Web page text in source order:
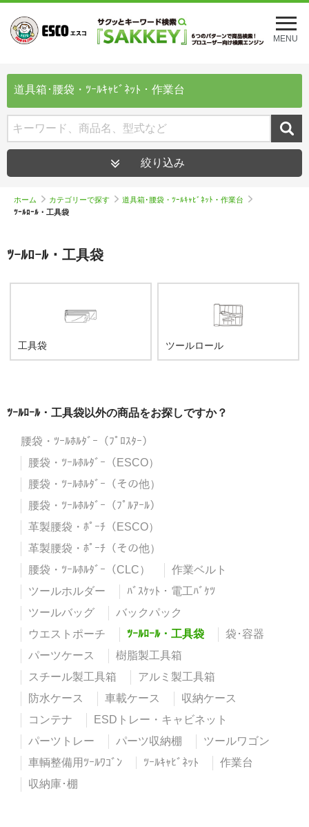
メ
ニ
ュ
を
MENU
道具箱･腰袋・ﾂｰﾙｷｬﾋﾞﾈｯﾄ・作業台
絞り込み
ホーム カテゴリーで探す
道具箱･腰袋・ﾂｰﾙｷｬﾋﾞﾈｯﾄ・作業台
ﾂｰﾙﾛｰﾙ・工具袋
ﾂｰﾙﾛｰﾙ・工具袋
工具袋 ツールロール
ﾂｰﾙﾛｰﾙ・工具袋以外の商品をお探しですか？
腰袋・ﾂｰﾙﾎﾙﾀﾞｰ（ﾌﾟﾛｽﾀｰ）
腰袋・ﾂｰﾙﾎﾙﾀﾞｰ（ESCO）
腰袋・ﾂｰﾙﾎﾙﾀﾞｰ（その他）
腰袋・ﾂｰﾙﾎﾙﾀﾞｰ（ﾌﾟﾙｱｰﾙ）
革製腰袋・ﾎﾟｰﾁ（ESCO）
革製腰袋・ﾎﾟｰﾁ（その他）
腰袋・ﾂｰﾙﾎﾙﾀﾞｰ（CLC）
作業ベルト
ツールホルダー
ﾊﾞｽｹｯﾄ・電工ﾊﾞｹﾂ
ツールバッグ
バックパック
ウエストポーチ
ﾂｰﾙﾛｰﾙ・工具袋
袋･容器
パーツケース
樹脂製工具箱
スチール製工具箱
アルミ製工具箱
防水ケース
車載ケース
収納ケース
コンテナ
ESDトレー・キャビネット
パーツトレー
パーツ収納棚
ツールワゴン
車輌整備用ﾂｰﾙﾜｺﾞﾝ
ﾂｰﾙｷｬﾋﾞﾈｯﾄ
作業台
収納庫･棚